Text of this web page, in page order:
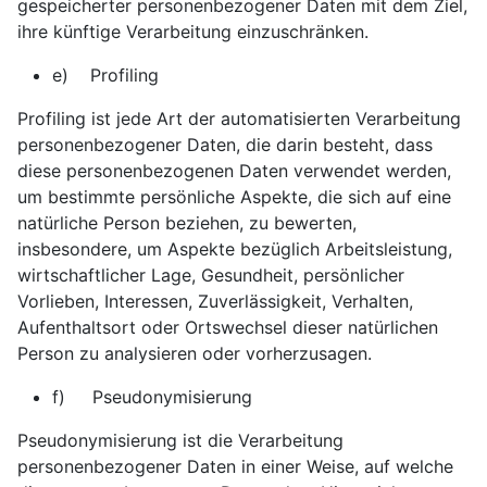
gespeicherter personenbezogener Daten mit dem Ziel,
ihre künftige Verarbeitung einzuschränken.
e) Profiling
Profiling ist jede Art der automatisierten Verarbeitung
personenbezogener Daten, die darin besteht, dass
diese personenbezogenen Daten verwendet werden,
um bestimmte persönliche Aspekte, die sich auf eine
natürliche Person beziehen, zu bewerten,
insbesondere, um Aspekte bezüglich Arbeitsleistung,
wirtschaftlicher Lage, Gesundheit, persönlicher
Vorlieben, Interessen, Zuverlässigkeit, Verhalten,
Aufenthaltsort oder Ortswechsel dieser natürlichen
Person zu analysieren oder vorherzusagen.
f) Pseudonymisierung
Pseudonymisierung ist die Verarbeitung
personenbezogener Daten in einer Weise, auf welche